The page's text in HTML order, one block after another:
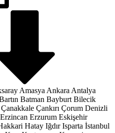
Amasya Ankara Antalya
Batman Bayburt Bilecik
Çanakkale Çankırı Çorum Denizli
Erzincan Erzurum Eskişehir
Hatay Iğdır Isparta İstanbul